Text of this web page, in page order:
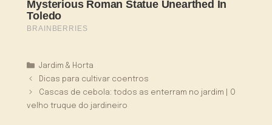
Categorias
Jardim & Horta
Dicas para cultivar coentros
Cascas de cebola: todos as enterram no jardim | O
velho truque do jardineiro